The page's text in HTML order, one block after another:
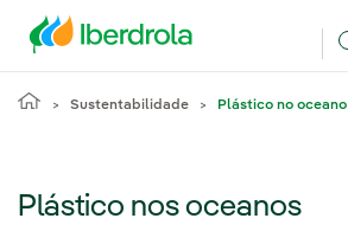
Sustentabilidade Plástico no oceano
Plástico nos oceanos